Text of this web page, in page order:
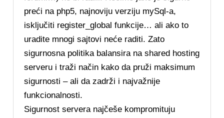
preći na php5, najnoviju verziju mySql-a,
isključiti register_global funkcije… ali ako to
uradite mnogi sajtovi neće raditi. Zato
sigurnosna politika balansira na shared hosting
serveru i traži način kako da pruži maksimum
sigurnosti – ali da zadrži i najvažnije
funkcionalnosti.
Sigurnost servera najčeše kompromituju